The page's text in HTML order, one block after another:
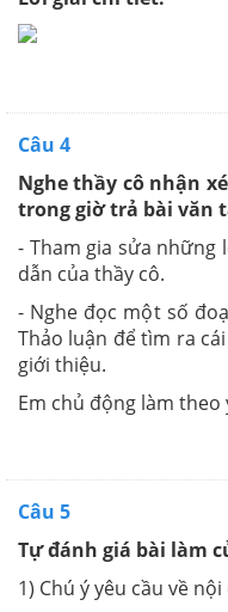
Câu 4
Nghe thầy cô nhận
trong giờ trả bài văn
- Tham gia sửa
dẫn của thầy cô.
- Nghe đọc một số
Thảo luận để tìm ra
giới thiệu.
Em chủ động làm theo
Câu 5
Tự đánh giá bài làm
1) Chú ý yêu cầu về